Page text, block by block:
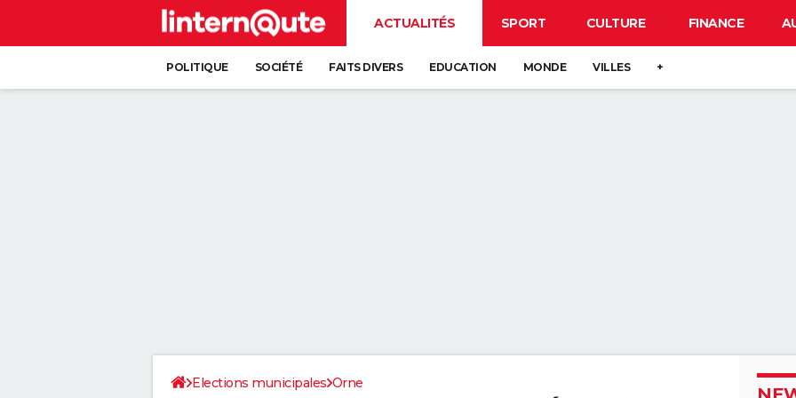
ACTUALITÉS SPORT CULTURE FINANCE
POLITIQUE SOCIÉTÉ FAITS DIVERS EDUCATION MONDE VILLES +
Elections municipales Orne